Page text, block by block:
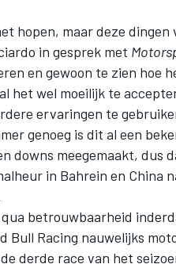
hopen, maar deze
in gesprek met
en gewoon te zien hoe
het wel moeilijk te
ervaringen te
genoeg is dit al een
downs meegemaakt, dus
in Bahrein en China
betrouwbaarheid
Bull Racing nauwelijks
derde race van het